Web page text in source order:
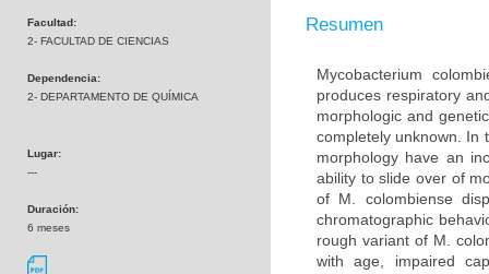
Facultad:
2- FACULTAD DE CIENCIAS
Dependencia:
2- DEPARTAMENTO DE QUÍMICA
Lugar:
---
Duración:
6 meses
Resumen
Mycobacterium
produces respiratory
morphologic and
completely unknown. In
morphology have an
ability to slide over of
of M. colombiense
chromatographic
rough variant of M.
with age, impaired